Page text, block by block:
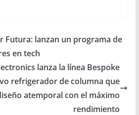
Futura: lanzan un programa de
en tech
lanza la línea Bespoke
refrigerador de columna que
atemporal con el máximo
rendimiento